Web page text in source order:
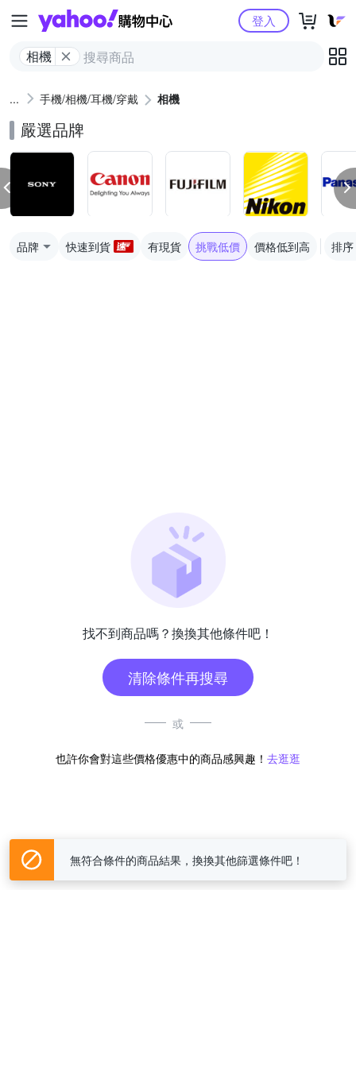
Yahoo購物中心
相機
登入
手機/相機/耳機/穿戴 相機
嚴選品牌
品牌 快速到貨 有現貨 挑戰低價 價格低到高 排序
找不到商品嗎？換換其他條件吧！
清除條件再搜尋
或
也許你會對這些價格優惠中的商品感興趣！ 去逛逛
無符合條件的商品結果，換換其他篩選條件吧！